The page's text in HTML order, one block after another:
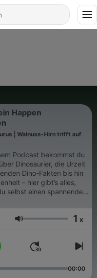
Happen
| Walnuss-Hirn trifft auf
Dinosaurier, die Urzeit
Dino-Fakten bis hin
– hier gibt’s alles,
auf Instagram unter
Lautstärke 1 x
00:00